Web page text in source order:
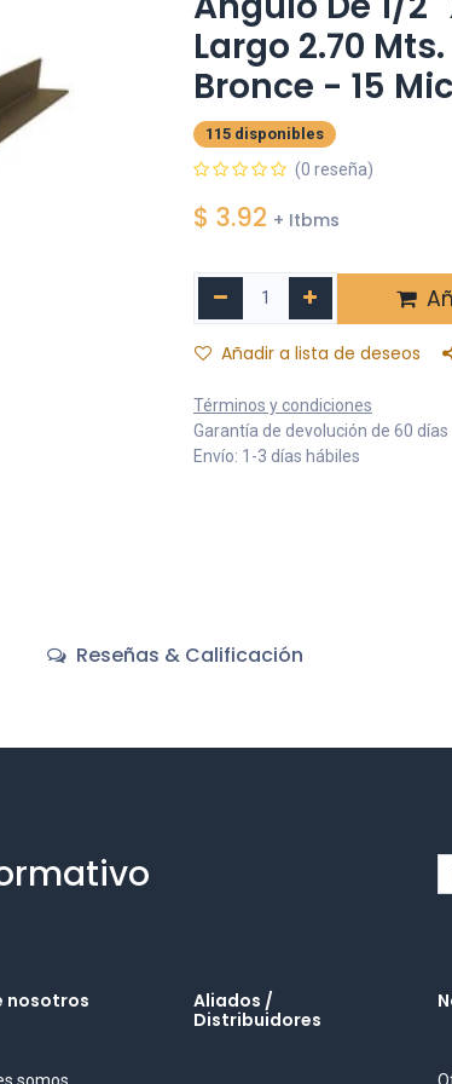
Largo 2.70
Bronce - 15
115 disponibles
(0 reseña)
$ 3.92 + Itbms
Añadir a lista de deseos
Términos y condiciones
Garantía de devolución de 60 días
Envío: 1-3 días hábiles
Reseñas & Calificación
nosotros
Aliados /
Distribuidores